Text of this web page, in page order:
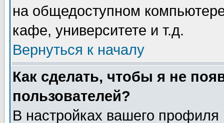
на общедоступном
кафе, университете и т.д.
Вернуться к началу
Как сделать, чтобы я не
пользователей?
В настройках вашего